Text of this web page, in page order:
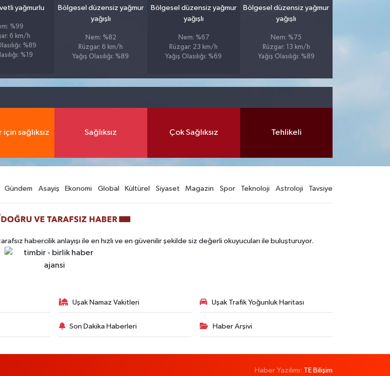
yağmurlu
%99
6 km/h
%89
%19
Bölgesel düzensiz yağmur
yağışlı
Nem: %82
Rüzgar: 6 km/h
Yağış Olasılığı: %89
Bölgesel düzensiz yağmur
yağışlı
Nem: %67
Rüzgar: 23 km/h
Yağış Olasılığı: %69
Bölgesel düzensiz yağmur
yağışlı
Nem: %75
Rüzgar: 13 km/h
Yağış Olasılığı: %89
için sağlıksız Sağlıksız Çok Sağlıksız Tehlikeli
Gündem Asayiş Ekonomi Global Kültürel Siyaset Magazin Spor Teknoloji Astroloji Tavsiye
habercilik anlayışı ile en hızlı ve en güvenilir şekilde siz değerli okuyucuları ile buluşturuyor.
Uşak Namaz Vakitleri Uşak Trafik Yoğunluk Haritası
Son Dakika Haberleri Haber Arşivi
Haber Yazılımı: TE Bilişim